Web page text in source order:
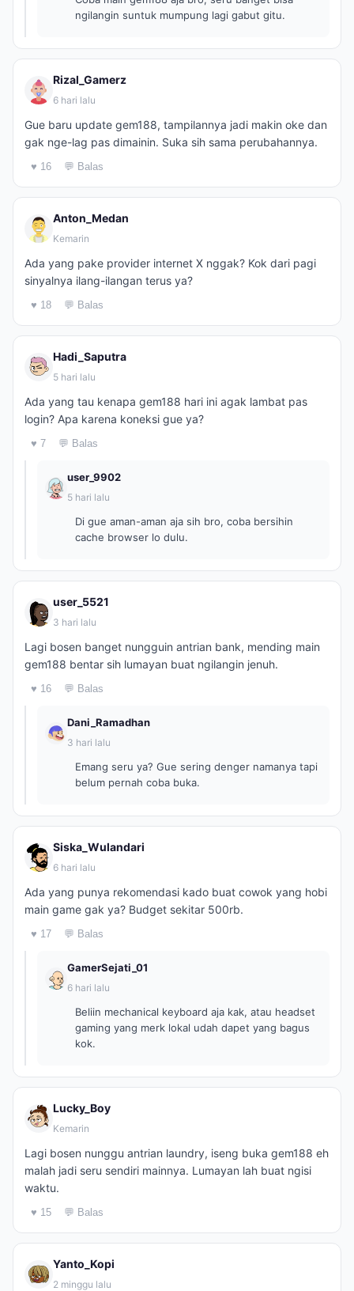
ngilangin suntuk mumpung lagi gabut gitu.
Rizal_Gamerz
6 hari lalu
Gue baru update gem188, tampilannya jadi makin oke dan
gak nge-lag pas dimainin. Suka sih sama perubahannya.
♥ 16 💬 Balas
Anton_Medan
Kemarin
Ada yang pake provider internet X nggak? Kok dari pagi
sinyalnya ilang-ilangan terus ya?
♥ 18 💬 Balas
Hadi_Saputra
5 hari lalu
Ada yang tau kenapa gem188 hari ini agak lambat pas
login? Apa karena koneksi gue ya?
♥ 7 💬 Balas
user_9902
5 hari lalu
Di gue aman-aman aja sih bro, coba bersihin
cache browser lo dulu.
user_5521
3 hari lalu
Lagi bosen banget nungguin antrian bank, mending main
gem188 bentar sih lumayan buat ngilangin jenuh.
♥ 16 💬 Balas
Dani_Ramadhan
3 hari lalu
Emang seru ya? Gue sering denger namanya tapi
belum pernah coba buka.
Siska_Wulandari
6 hari lalu
Ada yang punya rekomendasi kado buat cowok yang hobi
main game gak ya? Budget sekitar 500rb.
♥ 17 💬 Balas
GamerSejati_01
6 hari lalu
Beliin mechanical keyboard aja kak, atau headset
gaming yang merk lokal udah dapet yang bagus
kok.
Lucky_Boy
Kemarin
Lagi bosen nunggu antrian laundry, iseng buka gem188 eh
malah jadi seru sendiri mainnya. Lumayan lah buat ngisi
waktu.
♥ 15 💬 Balas
Yanto_Kopi
2 minggu lalu